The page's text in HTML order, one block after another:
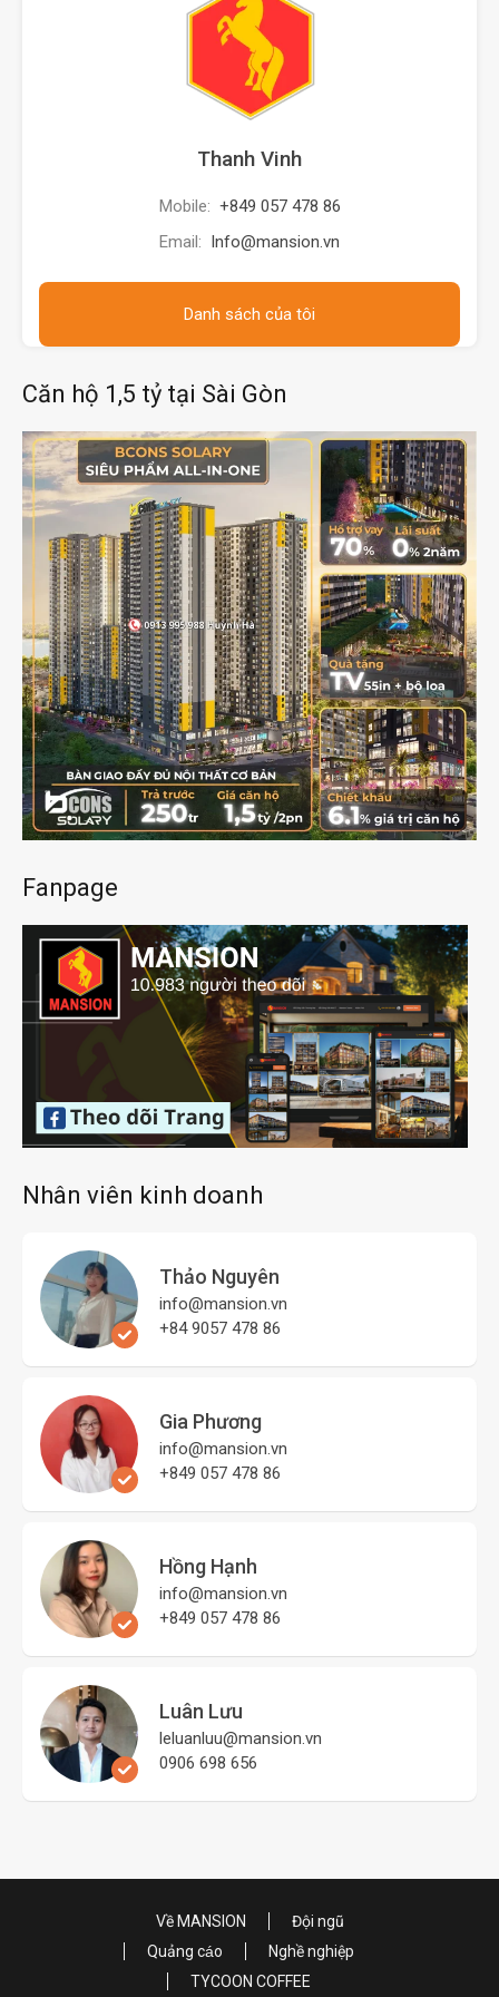
Thanh Vinh
Mobile: +849 057 478 86
Email: Info@mansion.vn
Danh sách của tôi
Căn hộ 1,5 tỷ tại Sài Gòn
Fanpage
Nhân viên kinh doanh
Thảo Nguyên
info@mansion.vn
+84 9057 478 86
Gia Phương
info@mansion.vn
+849 057 478 86
Hồng Hạnh
info@mansion.vn
+849 057 478 86
Luân Lưu
leluanluu@mansion.vn
0906 698 656
Về MANSION
Đội ngũ
Quảng cáo
Nghề nghiệp
TYCOON COFFEE